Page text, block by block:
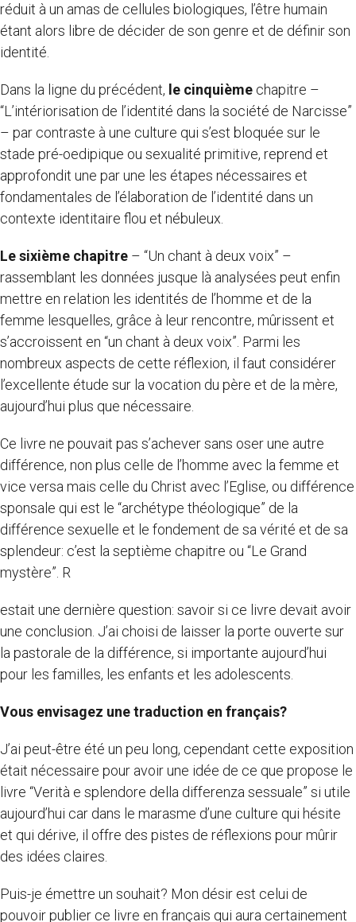
réduit à un amas de cellules biologiques, l’être humain
étant alors libre de décider de son genre et de définir son
identité.
Dans la ligne du précédent, le cinquième chapitre –
“L’intériorisation de l’identité dans la société de Narcisse”
– par contraste à une culture qui s’est bloquée sur le
stade pré-oedipique ou sexualité primitive, reprend et
approfondit une par une les étapes nécessaires et
fondamentales de l’élaboration de l’identité dans un
contexte identitaire flou et nébuleux.
Le sixième chapitre – “Un chant à deux voix” –
rassemblant les données jusque là analysées peut enfin
mettre en relation les identités de l’homme et de la
femme lesquelles, grâce à leur rencontre, mûrissent et
s’accroissent en “un chant à deux voix”. Parmi les
nombreux aspects de cette réflexion, il faut considérer
l’excellente étude sur la vocation du père et de la mère,
aujourd’hui plus que nécessaire.
Ce livre ne pouvait pas s’achever sans oser une autre
différence, non plus celle de l’homme avec la femme et
vice versa mais celle du Christ avec l’Eglise, ou différence
sponsale qui est le “archétype théologique” de la
différence sexuelle et le fondement de sa vérité et de sa
splendeur: c’est la septième chapitre ou “Le Grand
mystère”. R
estait une dernière question: savoir si ce livre devait avoir
une conclusion. J’ai choisi de laisser la porte ouverte sur
la pastorale de la différence, si importante aujourd’hui
pour les familles, les enfants et les adolescents.
Vous envisagez une traduction en français?
J’ai peut-être été un peu long, cependant cette exposition
était nécessaire pour avoir une idée de ce que propose le
livre “Verità e splendore della differenza sessuale” si utile
aujourd’hui car dans le marasme d’une culture qui hésite
et qui dérive, il offre des pistes de réflexions pour mûrir
des idées claires.
Puis-je émettre un souhait? Mon désir est celui de
pouvoir publier ce livre en français qui aura certainement